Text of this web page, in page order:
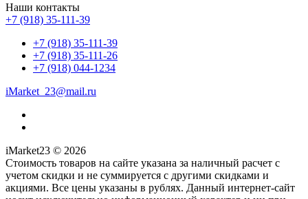
Наши контакты
+7 (918) 35-111-39
+7 (918) 35-111-39
+7 (918) 35-111-26
+7 (918) 044-1234
iMarket_23@mail.ru
iMarket23 © 2026
Стоимость товаров на сайте указана за наличный расчет с
учетом скидки и не суммируется с другими скидками и
акциями. Все цены указаны в рублях. Данный интернет-сайт